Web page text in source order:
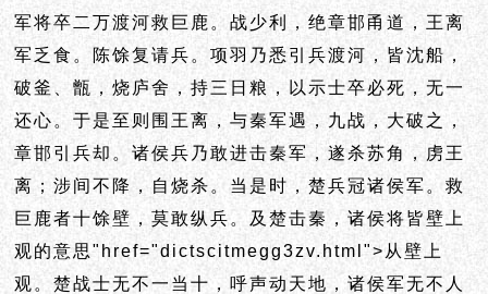
军将卒二万渡河救巨鹿。战少利，绝章邯甬道，王离
军乏食。陈馀复请兵。项羽乃悉引兵渡河，皆沈船，
破釜、甑，烧庐舍，持三日粮，以示士卒必死，无一
还心。于是至则围王离，与秦军遇，九战，大破之，
章邯引兵却。诸侯兵乃敢进击秦军，遂杀苏角，虏王
离；涉间不降，自烧杀。当是时，楚兵冠诸侯军。救
巨鹿者十馀壁，莫敢纵兵。及楚击秦，诸侯将皆壁上
观的意思"href="dictscitmegg3zv.html">从壁上
观。楚战士无不一当十，呼声动天地，诸侯军无不人